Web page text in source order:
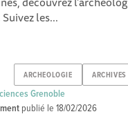
les...
ARCHEOLOGIE ARCHIVES
Grenoble
publié le18/02/2026